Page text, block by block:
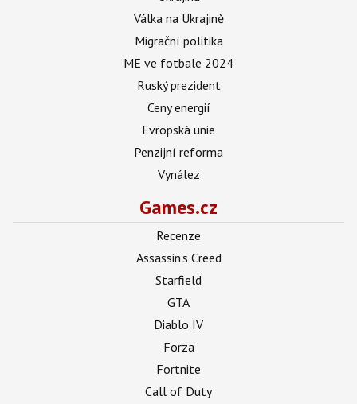
Válka na Ukrajině
Migrační politika
ME ve fotbale 2024
Ruský prezident
Ceny energií
Evropská unie
Penzijní reforma
Vynález
Games.cz
Recenze
Assassin's Creed
Starfield
GTA
Diablo IV
Forza
Fortnite
Call of Duty